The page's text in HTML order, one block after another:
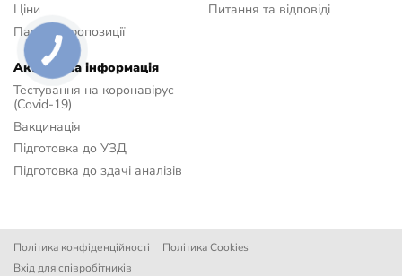
Ціни
Пакетні пропозиції
Питання та відповіді
Актуальна інформація
Тестування на коронавірус
(Covid-19)
Вакцинація
Підготовка до УЗД
Підготовка до здачі аналізів
Політика конфіденційності
Політика Сookies
Вхід для співробітників